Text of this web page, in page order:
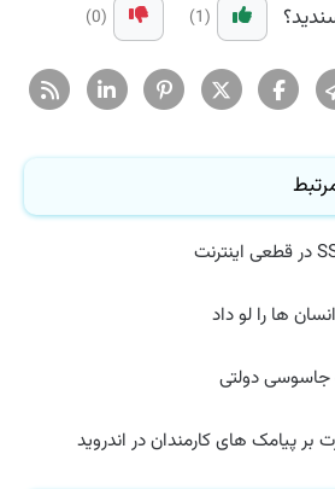
(1)
(0)
ها را لو داد
جاسوسی دولتی
بر پیامک های کارمندان در اندروید